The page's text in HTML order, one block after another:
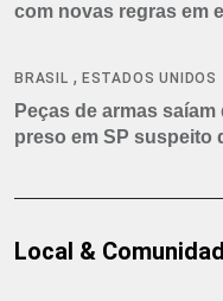
com novas regras em
BRASIL , ESTADOS UNIDOS
Peças de armas
preso em SP suspeito
Local &